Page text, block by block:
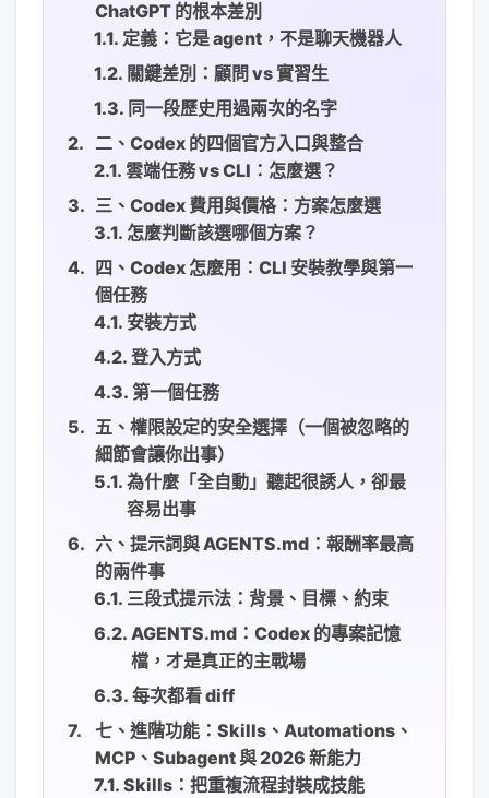
ChatGPT 的根本差別
定義：它是 agent，不是聊天機器人
關鍵差別：顧問 vs 實習生
同一段歷史用過兩次的名字
二、Codex 的四個官方入口與整合
雲端任務 vs CLI：怎麼選？
三、Codex 費用與價格：方案怎麼選
怎麼判斷該選哪個方案？
四、Codex 怎麼用：CLI 安裝教學與第一
個任務
安裝方式
登入方式
第一個任務
五、權限設定的安全選擇（一個被忽略的
細節會讓你出事）
為什麼「全自動」聽起很誘人，卻最
容易出事
六、提示詞與 AGENTS.md：報酬率最高
的兩件事
三段式提示法：背景、目標、約束
AGENTS.md：Codex 的專案記憶
檔，才是真正的主戰場
每次都看 diff
七、進階功能：Skills、Automations、
MCP、Subagent 與 2026 新能力
Skills：把重複流程封裝成技能